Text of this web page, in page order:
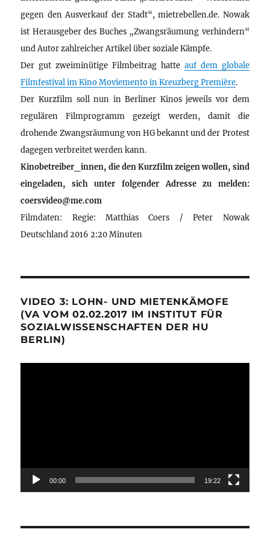
gegen den Ausverkauf der Stadt“, mietrebellen.de. Nowak
ist Herausgeber des Buches „Zwangsräumung verhindern“
und Autor zahlreicher Artikel über soziale Kämpfe.
Der gut zweiminütige Filmbeitrag hatte auf dem globale
Filmfestival im Kino Moviemento in Kreuzberg Première.
Der Kurzfilm soll nun in Berliner Kinos jeweils vor dem
regulären Filmprogramm gezeigt werden, damit die
drohende Zwangsräumung von HG bekannt und der Protest
dagegen verbreitet werden kann.
Kinobetreiber_innen, die den Kurzfilm zeigen wollen, sind
eingeladen, sich unter folgender Adresse zu melden:
coersvideo@me.com
Filmdaten: Regie: Matthias Coers / Peter Nowak
Deutschland 2016 2:20 Minuten
VIDEO 3: LOHN- UND MIETENKÄMOFE
(VA VOM 02.02.2017 IM INSTITUT FÜR
SOZIALWISSENSCHAFTEN DER HU
BERLIN)
00:00 19:22